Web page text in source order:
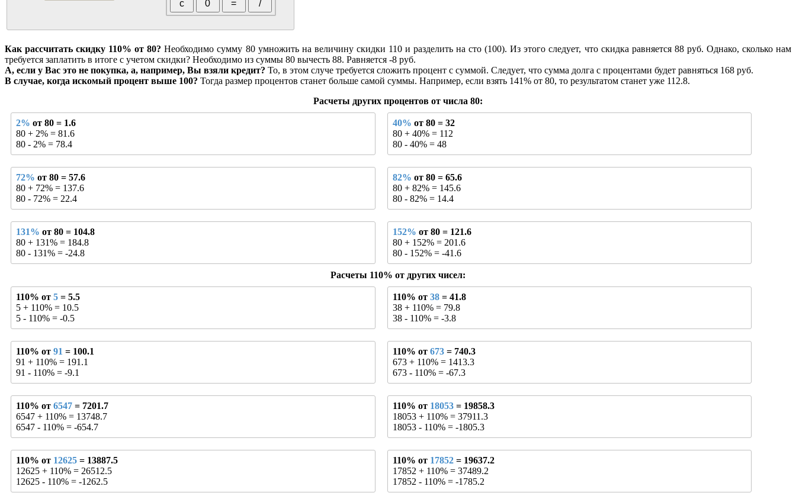
Как рассчитать скидку 110% от 80? Необходимо сумму 80 умножить на величину скидки 110 и разделить на сто (100). Из этого следует, что скидка равняется 88 руб. Однако, сколько нам
требуется заплатить в итоге с учетом скидки? Необходимо из суммы 80 вычесть 88. Равняется -8 руб.
А, если у Вас это не покупка, а, например, Вы взяли кредит? То, в этом случе требуется сложить процент с суммой. Следует, что сумма долга с процентами будет равняться 168 руб.
В случае, когда искомый процент выше 100? Тогда размер процентов станет больше самой суммы. Например, если взять 141% от 80, то результатом станет уже 112.8.
Расчеты других процентов от числа 80:
2% от 80 = 1.6
80 + 2% = 81.6
80 - 2% = 78.4
40% от 80 = 32
80 + 40% = 112
80 - 40% = 48
72% от 80 = 57.6
80 + 72% = 137.6
80 - 72% = 22.4
82% от 80 = 65.6
80 + 82% = 145.6
80 - 82% = 14.4
131% от 80 = 104.8
80 + 131% = 184.8
80 - 131% = -24.8
152% от 80 = 121.6
80 + 152% = 201.6
80 - 152% = -41.6
Расчеты 110% от других чисел:
110% от 5 = 5.5
5 + 110% = 10.5
5 - 110% = -0.5
110% от 38= 41.8
38 + 110% = 79.8
38 - 110% = -3.8
110% от 91 = 100.1
91 + 110% = 191.1
91 - 110% = -9.1
110% от 673= 740.3
673 + 110% = 1413.3
673 - 110% = -67.3
110% от 6547 = 7201.7
6547 + 110% = 13748.7
6547 - 110% = -654.7
110% от 18053= 19858.3
18053 + 110% = 37911.3
18053 - 110% = -1805.3
110% от 12625 = 13887.5
12625 + 110% = 26512.5
12625 - 110% = -1262.5
110% от 17852= 19637.2
17852 + 110% = 37489.2
17852 - 110% = -1785.2